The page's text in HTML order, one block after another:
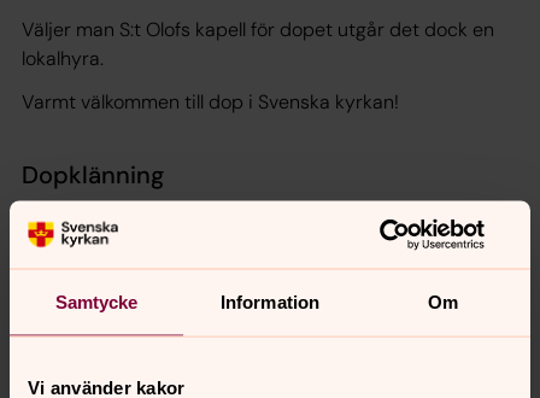
Samtycke Information Om
Vi använder kakor
Väljer man S:t Olofs kapell för dopet utgår det dock en
lokalhyra.
Varmt välkommen till dop i Svenska kyrkan!
Dopklänning
församlingen? Vi har två dopklänningar för barn - en
storleken 3-6 månader och en i storleken 6-12 månader.
Dopmussla